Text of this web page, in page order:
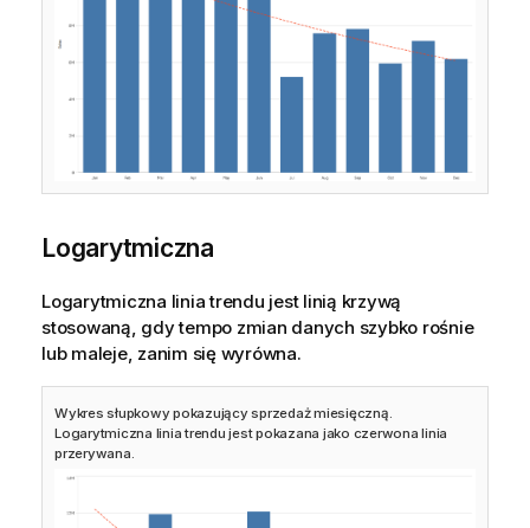
Logarytmiczna
Logarytmiczna linia trendu jest linią krzywą
stosowaną, gdy tempo zmian danych szybko rośnie
lub maleje, zanim się wyrówna.
Wykres słupkowy pokazujący sprzedaż miesięczną.
Logarytmiczna linia trendu jest pokazana jako czerwona linia
przerywana.